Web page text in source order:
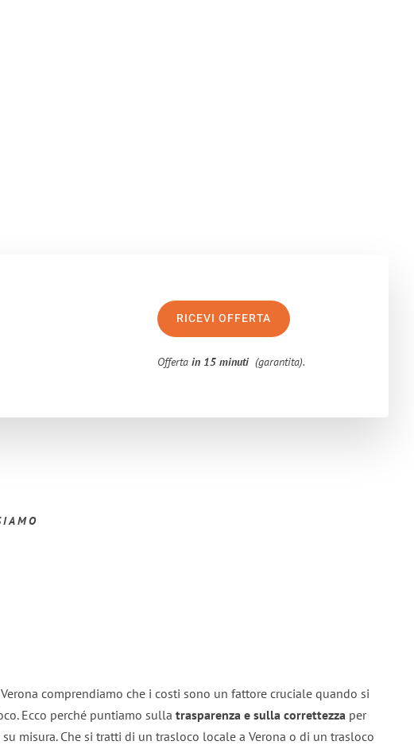
RICEVI OFFERTA
Offertain 15 minuti (garantita).
comprendiamo che i costi sono un fattore cruciale quando si
Ecco perché puntiamo sulla trasparenza e sulla correttezza per
misura. Che si tratti di un trasloco locale a Verona o di un trasloco